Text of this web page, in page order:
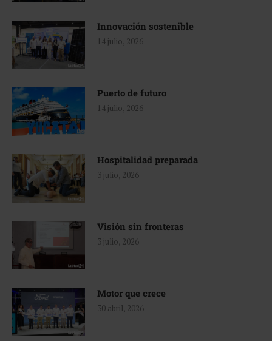
Innovación sostenible
14 julio, 2026
Puerto de futuro
14 julio, 2026
Hospitalidad preparada
3 julio, 2026
Visión sin fronteras
3 julio, 2026
Motor que crece
30 abril, 2026